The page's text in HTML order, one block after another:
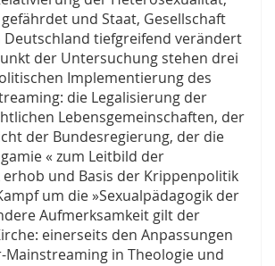
und Staat, Gesellschaft
Deutschland tiefgreifend verändert
der Untersuchung stehen drei
Implementierung des
die Legalisierung der
Lebensgemeinschaften, der
der Bundesregierung, der die
« zum Leitbild der
und Basis der Krippenpolitik
um die »Sexualpädagogik der
Aufmerksamkeit gilt der
einerseits den Anpassungen
Mainstreaming in Theologie und